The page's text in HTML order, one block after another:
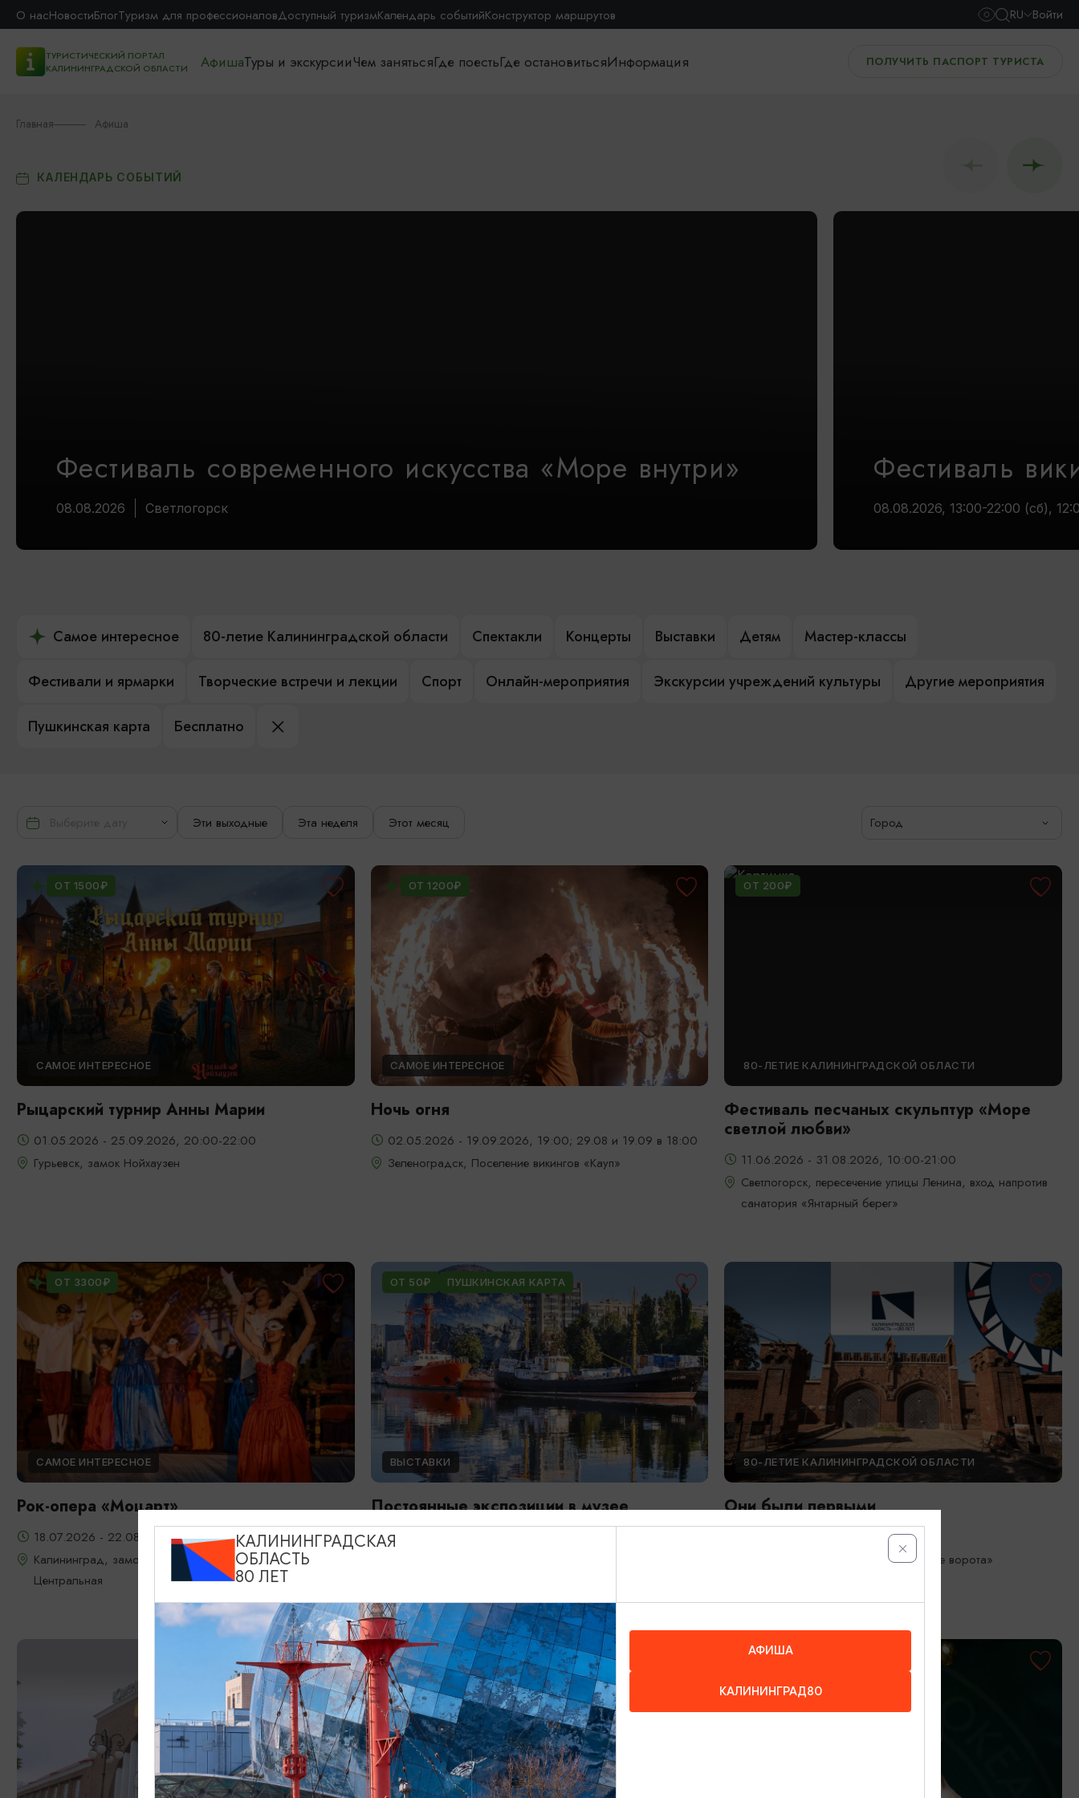
О насНовостиБлогТуризм для профессионаловДоступный туризмКалендарь событийКонструктор маршрутов RU Войти
ТУРИСТИЧЕСКИЙ ПОРТАЛ
КАЛИНИНГРАДСКОЙ ОБЛАСТИ
АфишаТуры и экскурсииЧем занятьсяГде поестьГде остановитьсяИнформация ПОЛУЧИТЬ ПАСПОРТ ТУРИСТА
Главная Афиша
КАЛЕНДАРЬ СОБЫТИЙ
Фестиваль современного искусства «Море внутри»
08.08.2026 Светлогорск
Фестиваль
08.08.2026, 13:00-22:00 (сб),
Самое интересное 80-летие Калининградской области Спектакли Концерты Выставки Детям Мастер-классы
Фестивали и ярмарки Творческие встречи и лекции Спорт Онлайн-мероприятия Экскурсии учреждений культуры Другие мероприятия
Пушкинская карта Бесплатно
Эти выходные Эта неделя Этот месяц Город
ОТ 1500₽
САМОЕ ИНТЕРЕСНОЕ
Рыцарский турнир Анны Марии
01.05.2026 - 25.09.2026, 20:00-22:00
Гурьевск, замок Нойхаузен
ОТ 1200₽
САМОЕ ИНТЕРЕСНОЕ
Ночь огня
02.05.2026 - 19.09.2026, 19:00; 29.08 и 19.09 в 18:00
Зеленоградск, Поселение викингов «Кауп»
ОТ 200₽
80-ЛЕТИЕ КАЛИНИНГРАДСКОЙ ОБЛАСТИ
Фестиваль песчаных скульптур «Море
светлой любви»
11.06.2026 - 31.08.2026, 10:00-21:00
Светлогорск, пересечение улицы Ленина, вход напротив
санатория «Янтарный берег»
ОТ 3300₽
САМОЕ ИНТЕРЕСНОЕ
Рок-опера «Моцарт»
18.07.2026 - 22.08.2026, 18:00, 7.08 и 22.08 в 17:00
Калининград, замок Шаакен, пос. Некрасово, ул.
Центральная
ОТ 50₽ ПУШКИНСКАЯ КАРТА
ВЫСТАВКИ
Постоянные экспозиции в музее
Мирового океана
80-ЛЕТИЕ КАЛИНИНГРАДСКОЙ ОБЛАСТИ
Они были первыми
Калининград, Музей «Фридландские ворота»
КАЛИНИНГРАДСКАЯ
ОБЛАСТЬ
80 ЛЕТ
АФИША
КАЛИНИНГРАД80